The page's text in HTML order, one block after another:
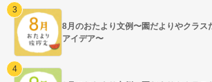
8月のおたより文例〜園だよりやクラス
アイデア〜